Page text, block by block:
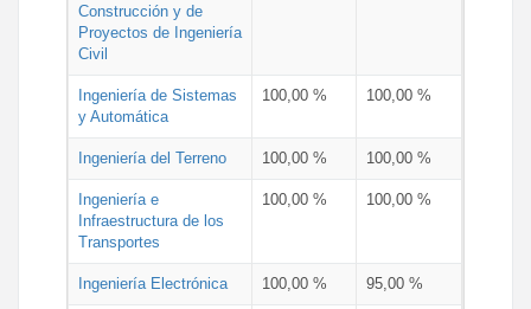
Construcción y de
Proyectos de Ingeniería
Civil
Ingeniería de Sistemas
y Automática
100,00 % 100,00 %
Ingeniería del Terreno 100,00 % 100,00 %
Ingeniería e
Infraestructura de los
Transportes
100,00 % 100,00 %
Ingeniería Electrónica 100,00 % 95,00 %